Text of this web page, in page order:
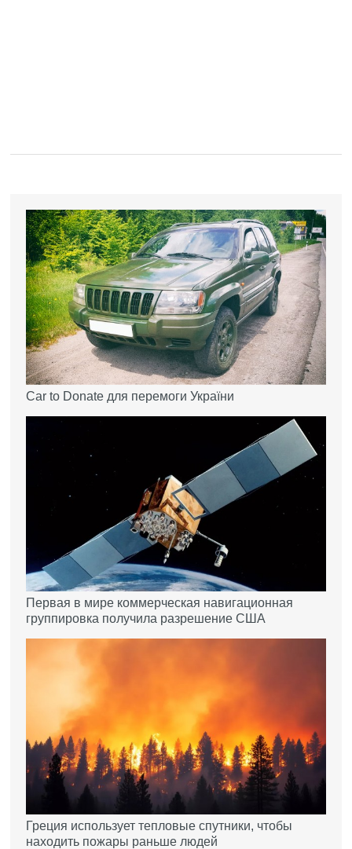
Car to Donate для перемоги України
Первая в мире коммерческая навигационная
группировка получила разрешение США
Греция использует тепловые спутники, чтобы
находить пожары раньше людей